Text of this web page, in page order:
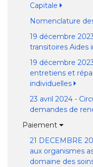
Capitale
Nomenclature
19 décembre
transitoires Aides
19 décembre
entretiens et
individuelles
23 avril 2024 -
demandes de
Paiement
21 DECEMBRE
aux organismes
domaine des